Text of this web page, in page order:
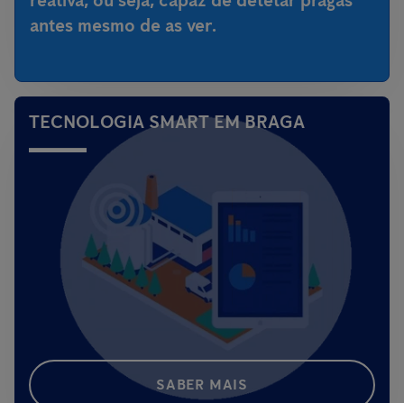
antes mesmo de as ver.
TECNOLOGIA SMART EM BRAGA
SABER MAIS